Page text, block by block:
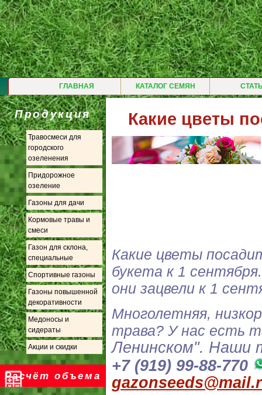
ГЛАВНАЯ КАТАЛОГ СЕМЯН
Продукция
Травосмеси для
городского
озеленения
Придорожное
озеление
Газоны для дачи
Кормовые травы и
смеси
Газон для склона,
специальные
Спортивные газоны
Газоны повышенной
декоративности
Медоносы и
сидераты
Акции и скидки
Расчёт объема
Какие цветы
Какие цветы
букета к 1
они зацвели к 1
Многолетняя,
трава? У нас есть
Ленинском". Наши
+7 (919) 99-88-770